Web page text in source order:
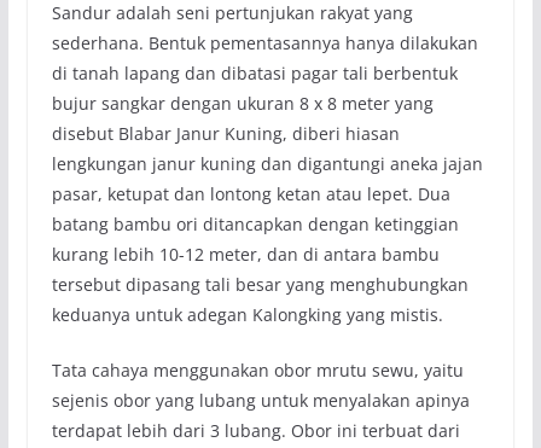
Sandur adalah seni pertunjukan rakyat yang
sederhana. Bentuk pementasannya hanya dilakukan
di tanah lapang dan dibatasi pagar tali berbentuk
bujur sangkar dengan ukuran 8 x 8 meter yang
disebut Blabar Janur Kuning, diberi hiasan
lengkungan janur kuning dan digantungi aneka jajan
pasar, ketupat dan lontong ketan atau lepet. Dua
batang bambu ori ditancapkan dengan ketinggian
kurang lebih 10-12 meter, dan di antara bambu
tersebut dipasang tali besar yang menghubungkan
keduanya untuk adegan Kalongking yang mistis.
Tata cahaya menggunakan obor mrutu sewu, yaitu
sejenis obor yang lubang untuk menyalakan apinya
terdapat lebih dari 3 lubang. Obor ini terbuat dari